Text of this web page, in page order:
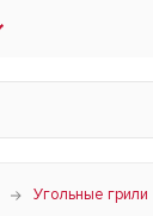
Угольные грили